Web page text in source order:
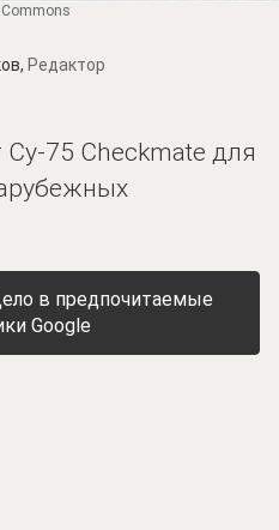
Редактор
75 Checkmate для
в предпочитаемые
Google